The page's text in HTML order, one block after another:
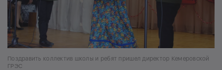
Поздравить коллектив школы и ребят пришел директор Кемеровской
ГРЭС